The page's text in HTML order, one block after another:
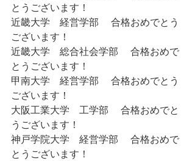
とうございます！
近畿大学　経営学部　 合格おめでとう
ございます！
近畿大学　総合社会学部　 合格おめで
とうございます！
甲南大学　経営学部　 合格おめでとう
ございます！
大阪工業大学　工学部　 合格おめでと
うございます！
神戸学院大学　経営学部　 合格おめで
とうございます！